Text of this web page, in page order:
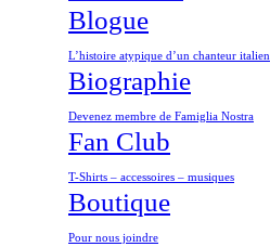
Blogue
L’histoire atypique d’un chanteur italien
Biographie
Devenez membre de Famiglia Nostra
Fan Club
T-Shirts – accessoires – musiques
Boutique
Pour nous joindre